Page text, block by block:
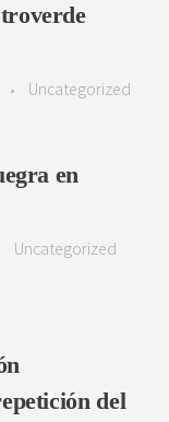
Uncategorized
en
Uncategorized
del